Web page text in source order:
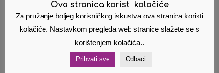
Povezani proizvodi
Ova stranica koristi kolačiće
Za pružanje boljeg korisničkog iskustva ova stranica koristi
kolačiće. Nastavkom pregleda web stranice slažete se s
korištenjem kolačića..
Prihvati sve Odbaci